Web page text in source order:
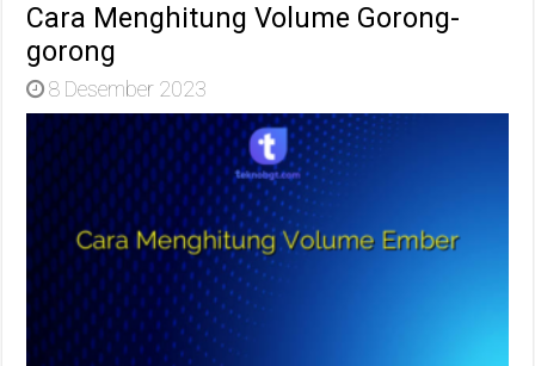
Cara Menghitung Volume Gorong-
gorong
8 Desember 2023